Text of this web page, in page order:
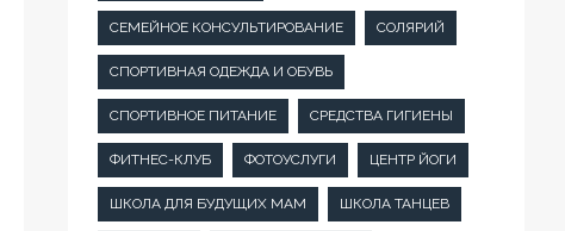
СЕМЕЙНОЕ КОНСУЛЬТИРОВАНИЕ СОЛЯРИЙ
СПОРТИВНАЯ ОДЕЖДА И ОБУВЬ
СПОРТИВНОЕ ПИТАНИЕ СРЕДСТВА ГИГИЕНЫ
ФИТНЕС-КЛУБ ФОТОУСЛУГИ ЦЕНТР ЙОГИ
ШКОЛА ДЛЯ БУДУЩИХ МАМ ШКОЛА ТАНЦЕВ